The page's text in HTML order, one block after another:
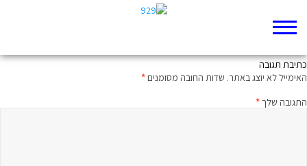
כתיבת תגובה
האימייל לא יוצג באתר. שדות החובה מסומנים*
התגובה שלך*